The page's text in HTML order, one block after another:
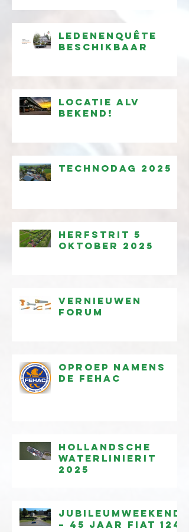
Ledenenquête
beschikbaar
Locatie ALV
bekend!
Technodag 2025
Herfstrit 5
oktober 2025
Vernieuwen
forum
Oproep namens
de FEHAC
Hollandsche
waterlinierit
2025
Jubileumweekend
– 45 jaar Fiat 124